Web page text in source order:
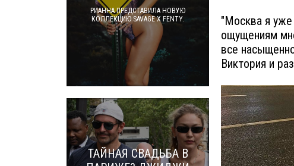
"Москва я
ощущениям
все
Виктория и
РИАННА ПРЕДСТАВИЛА НОВУЮ
КОЛЛЕКЦИЮ SAVAGE X FENTY.
ТАЙНАЯ СВАДЬБА В